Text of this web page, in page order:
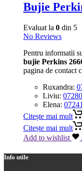
Bujie
Evaluat la 0 din 5
No Reviews
Pentru informatii
bujie Perkins
pagina de contact
Ruxandra:
Liviu:
Elena:
Citește mai mult
Citește mai mult
Add to wishlist
Info utile